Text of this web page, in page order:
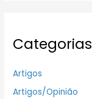
Categorias
Artigos
Artigos/Opinião